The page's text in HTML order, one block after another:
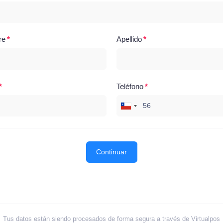
Apellido
Teléfono
Continuar
Tus datos están siendo procesados de forma segura a través de Virtualpos